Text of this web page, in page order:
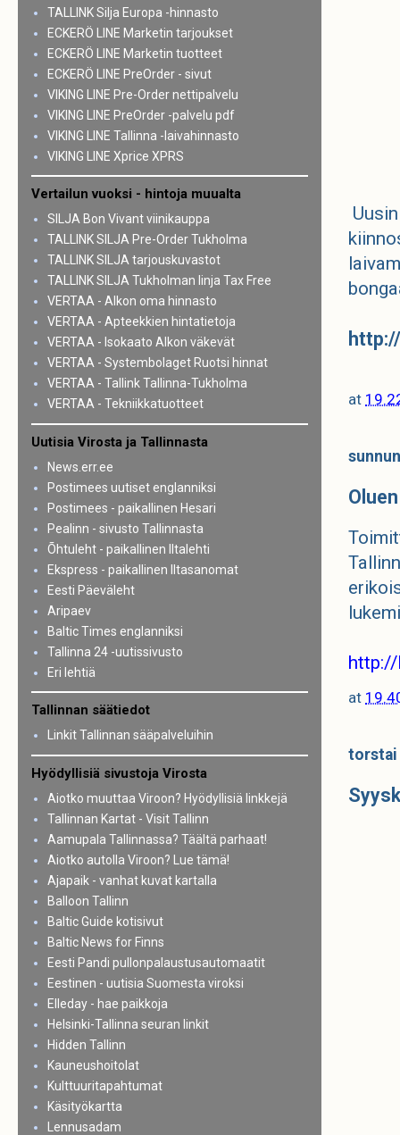
at
at
torstai
TALLINK Silja Europa -hinnasto
ECKERÖ LINE Marketin tarjoukset
ECKERÖ LINE Marketin tuotteet
ECKERÖ LINE PreOrder - sivut
VIKING LINE Pre-Order nettipalvelu
VIKING LINE PreOrder -palvelu pdf
VIKING LINE Tallinna -laivahinnasto
VIKING LINE Xprice XPRS
Vertailun vuoksi - hintoja muualta
SILJA Bon Vivant viinikauppa
TALLINK SILJA Pre-Order Tukholma
TALLINK SILJA tarjouskuvastot
TALLINK SILJA Tukholman linja Tax Free
VERTAA - Alkon oma hinnasto
VERTAA - Apteekkien hintatietoja
VERTAA - Isokaato Alkon väkevät
VERTAA - Systembolaget Ruotsi hinnat
VERTAA - Tallink Tallinna-Tukholma
VERTAA - Tekniikkatuotteet
Uutisia Virosta ja Tallinnasta
News.err.ee
Postimees uutiset englanniksi
Postimees - paikallinen Hesari
Pealinn - sivusto Tallinnasta
Õhtuleht - paikallinen Iltalehti
Ekspress - paikallinen Iltasanomat
Eesti Päeväleht
Aripaev
Baltic Times englanniksi
Tallinna 24 -uutissivusto
Eri lehtiä
Tallinnan säätiedot
Linkit Tallinnan sääpalveluihin
Hyödyllisiä sivustoja Virosta
Aiotko muuttaa Viroon? Hyödyllisiä linkkejä
Tallinnan Kartat - Visit Tallinn
Aamupala Tallinnassa? Täältä parhaat!
Aiotko autolla Viroon? Lue tämä!
Ajapaik - vanhat kuvat kartalla
Balloon Tallinn
Baltic Guide kotisivut
Baltic News for Finns
Eesti Pandi pullonpalaustusautomaatit
Eestinen - uutisia Suomesta viroksi
Elleday - hae paikkoja
Helsinki-Tallinna seuran linkit
Hidden Tallinn
Kauneushoitolat
Kulttuuritapahtumat
Käsityökartta
Lennusadam